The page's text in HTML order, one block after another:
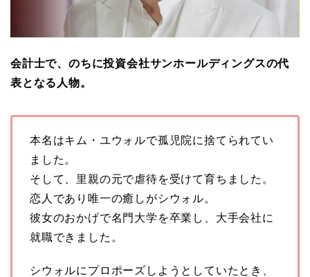
会計士で、のちに投資会社サンホールディングスの代
表となる人物。
本名はキム・ユウォルで孤児院に捨てられてい
ました。
そして、里親の元で虐待を受けて育ちました。
恋 人であり唯一の癒しがシウォル。
彼女のおかげで名門大学を卒業し、大手会社に
就職できました。
シ ウォルにプロポーズしようとしていたとき、